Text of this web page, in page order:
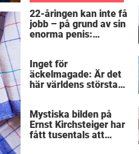
22-åringen kan inte få
jobb – på grund av sin
enorma penis:
Inget för
äckelmagade: Är det
här världens största
Mystiska bilden på
Ernst Kirchsteiger har
fått tusentals att